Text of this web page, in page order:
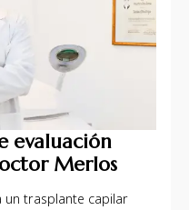
evaluación
Merlos
un trasplante capilar